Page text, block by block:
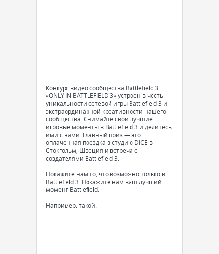
Конкурс видео сообщества Battlefield 3
«ONLY IN BATTLEFIELD 3» устроен в честь
уникальности сетевой игры Battlefield 3 и
экстраординарной креативности нашего
сообщества. Снимайте свои лучшие
игровые моменты в Battlefield 3 и делитесь
ими с нами. Главный приз — это
оплаченная поездка в студию DICE в
Стокгольм, Швеция и встреча с
создателями Battlefield 3.
Покажите нам то, что возможно только в
Battlefield 3. Покажите нам ваш лучший
момент Battlefield.
Например, такой: